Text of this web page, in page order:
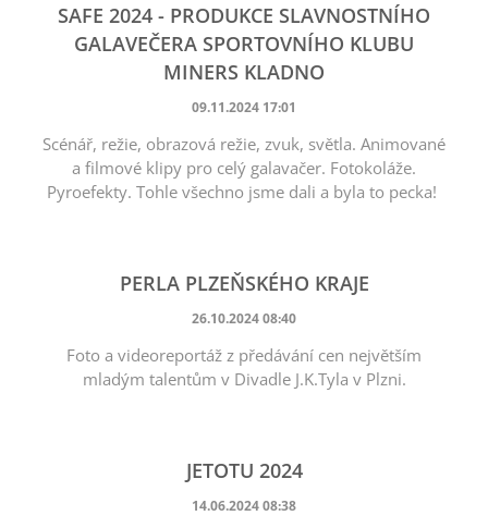
SAFE 2024 - PRODUKCE SLAVNOSTNÍHO
GALAVEČERA SPORTOVNÍHO KLUBU
MINERS KLADNO
09.11.2024 17:01
Scénář, režie, obrazová režie, zvuk, světla. Animované
a filmové klipy pro celý galavačer. Fotokoláže.
Pyroefekty. Tohle všechno jsme dali a byla to pecka!
PERLA PLZEŇSKÉHO KRAJE
26.10.2024 08:40
Foto a videoreportáž z předávání cen největším
mladým talentům v Divadle J.K.Tyla v Plzni.
JETOTU 2024
14.06.2024 08:38